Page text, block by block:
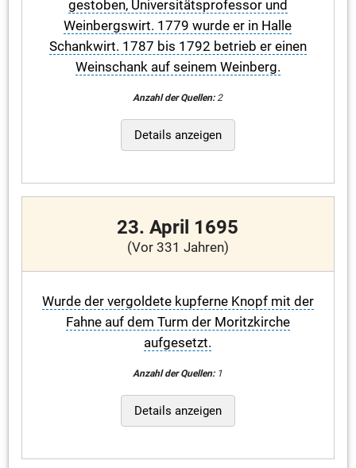
gestoben, Universitätsprofessor und
Weinbergswirt. 1779 wurde er in Halle
Schankwirt. 1787 bis 1792 betrieb er einen
Weinschank auf seinem Weinberg.
Anzahl der Quellen:2
Details anzeigen
23. April 1695
(Vor 331 Jahren)
Wurde der vergoldete kupferne Knopf mit der
Fahne auf dem Turm der Moritzkirche
aufgesetzt.
Anzahl der Quellen:1
Details anzeigen